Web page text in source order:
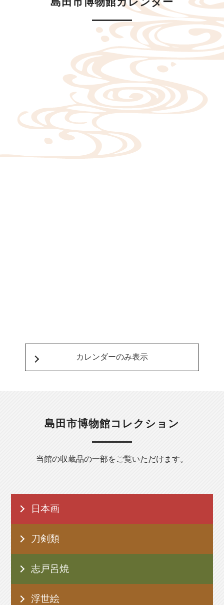
カレンダーのみ表示
島田市博物館コレクション
当館の収蔵品の一部をご覧いただけます。
日本画
刀剣類
志戸呂焼
浮世絵